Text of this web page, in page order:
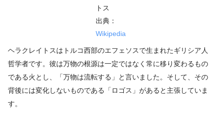
トス
出典：
Wikipedia
ヘラクレイトスはトルコ西部のエフェソスで生まれたギリシア人
哲学者です。彼は万物の根源は一定ではなく常に移り変わるもの
である火とし、「万物は流転する」と言いました。そして、その
背後には変化しないものである「ロゴス」があると主張していま
す。